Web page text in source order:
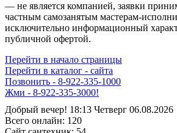
— не является компанией, заявки
частным самозанятым
исключительно информационный
публичной офертой.
Перейти в начало страницы
Перейти в каталог - сайта
Позвонить - 8-922-335-1000
Жми - 8-922-335-3000!
Добрый вечер! 18:13 Четверг 06.08.2026
Всего онлайн: 120